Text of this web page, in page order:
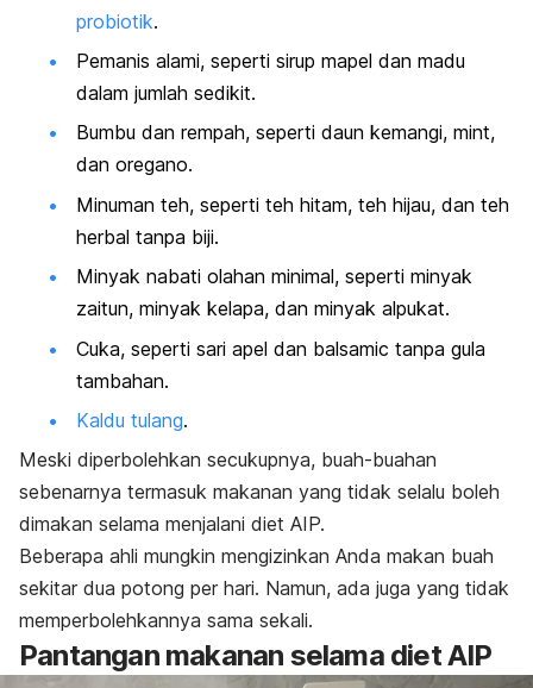
probiotik.
Pemanis alami, seperti sirup mapel dan madu
dalam jumlah sedikit.
Bumbu dan rempah, seperti daun kemangi, mint,
dan oregano.
Minuman teh, seperti teh hitam, teh hijau, dan teh
herbal tanpa biji.
Minyak nabati olahan minimal, seperti minyak
zaitun, minyak kelapa, dan minyak alpukat.
Cuka, seperti sari apel dan balsamic tanpa gula
tambahan.
Kaldu tulang.
Meski diperbolehkan secukupnya, buah-buahan
sebenarnya termasuk makanan yang tidak selalu boleh
dimakan selama menjalani diet AIP.
Beberapa ahli mungkin mengizinkan Anda makan buah
sekitar dua potong per hari. Namun, ada juga yang tidak
memperbolehkannya sama sekali.
Pantangan makanan selama diet AIP